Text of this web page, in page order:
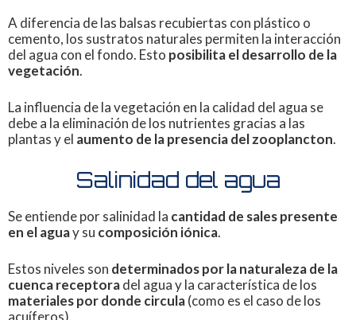
A diferencia de las balsas recubiertas con plástico o
cemento, los sustratos naturales permiten la interacción
del agua con el fondo. Esto posibilita el desarrollo de la
vegetación.
La influencia de la vegetación en la calidad del agua se
debe a la eliminación de los nutrientes gracias a las
plantas y el aumento de la presencia del zooplancton.
Salinidad del agua
Se entiende por salinidad la cantidad de sales presente
en el aguay su composición iónica.
Estos niveles son determinados por la naturaleza de la
cuenca receptoradel agua y la característica de los
materiales por donde circula(como es el caso de los
acuíferos).